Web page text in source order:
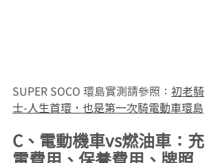
SUPER SOCO 環島實測請參照： 初老騎
士-人生首環，也是第一次騎電動車環島
C、電動機車vs燃油車：充